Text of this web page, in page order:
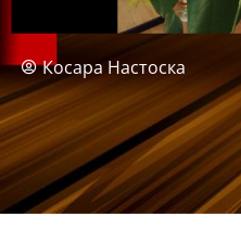
Косара Настоска